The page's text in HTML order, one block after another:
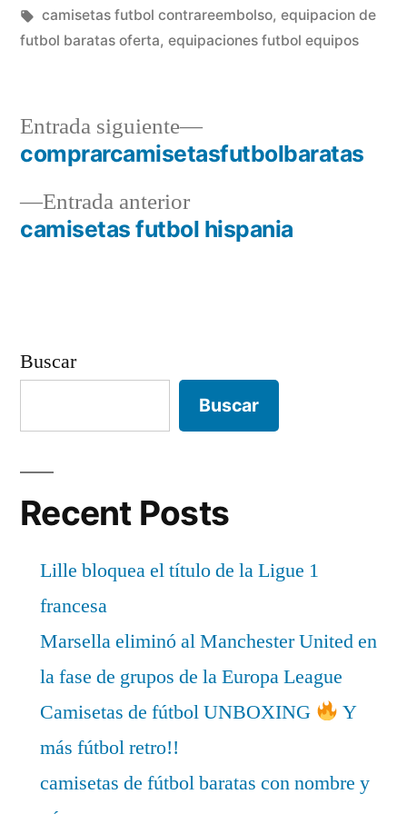
en
Etiquetas:
camisetas futbol contrareembolso, equipacion de
futbol baratas oferta, equipaciones futbol equipos
Navegación
deEntrada anteriorEntrada
anterior:
camisetas futbol hispania
Entrada siguiente
Entrada
siguiente:
comprarcamisetasfutbolbaratas
Buscar
Buscar
Recent Posts
Lille bloquea el título de la Ligue 1
francesa
Marsella eliminó al Manchester United en
la fase de grupos de la Europa League
Camisetas de fútbol UNBOXING
Y
más fútbol retro!!
camisetas de fútbol baratas con nombre y